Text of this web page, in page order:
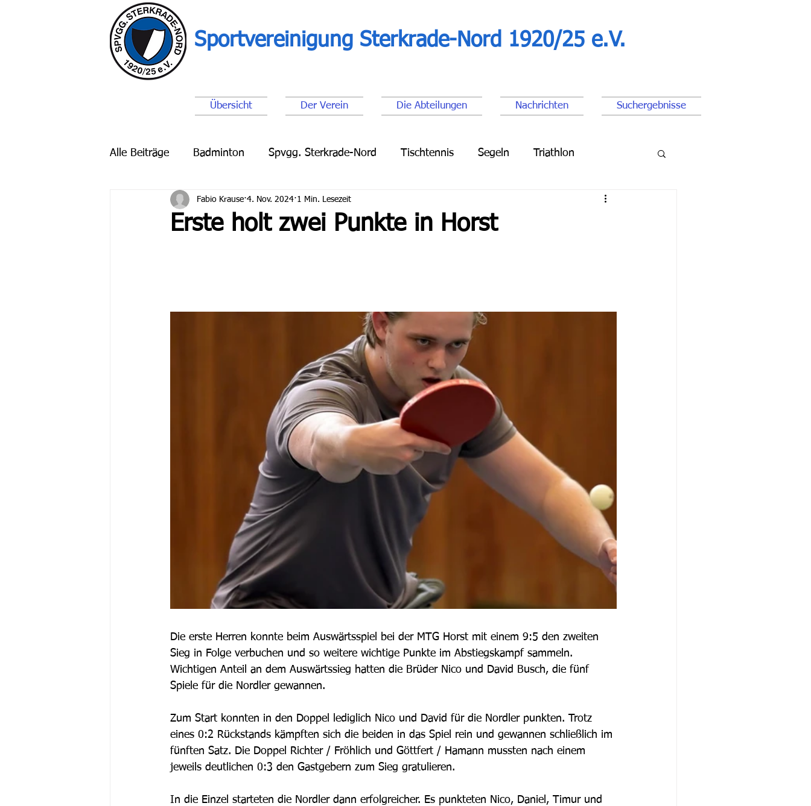
Sportvereinigung Sterkrade-Nord 1920/25 e.V.
Übersicht Der Verein Die Abteilungen Nachrichten Suchergebnisse
Alle Beiträge Badminton Spvgg. Sterkrade-Nord Tischtennis Segeln Triathlon
Breitensport Schach Leichtathletik
Erste holt zwei Punkte in Horst
Fabio Krause 4. Nov. 2024 1 Min. Lesezeit
Die erste Herren konnte beim Auswärtsspiel bei der MTG Horst mit einem 9:5 den zweiten
Sieg in Folge verbuchen und so weitere wichtige Punkte im Abstiegskampf sammeln.
Wichtigen Anteil an dem Auswärtssieg hatten die Brüder Nico und David Busch, die fünf
Spiele für die Nordler gewannen.
Zum Start konnten in den Doppel lediglich Nico und David für die Nordler punkten. Trotz
eines 0:2 Rückstands kämpften sich die beiden in das Spiel rein und gewannen schließlich im
fünften Satz. Die Doppel Richter / Fröhlich und Göttfert / Hamann mussten nach einem
jeweils deutlichen 0:3 den Gastgebern zum Sieg gratulieren.
In die Einzel starteten die Nordler dann erfolgreicher. Es punkteten Nico, Daniel, Timur und